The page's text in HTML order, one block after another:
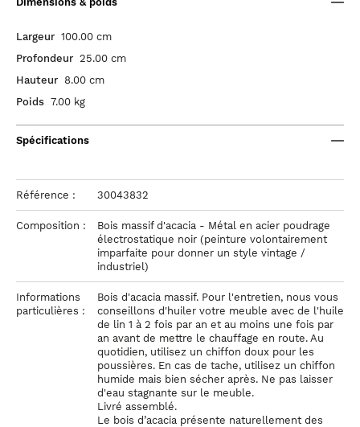
Largeur 100.00 cm
Profondeur 25.00 cm
Hauteur 8.00 cm
Poids 7.00 kg
Spécifications
Référence : 30043832
Composition :
Bois massif d'acacia - Métal en acier poudrage
électrostatique noir (peinture volontairement
imparfaite pour donner un style vintage /
industriel)
Informations
particulières :
Bois d'acacia massif. Pour l'entretien, nous vous
conseillons d'huiler votre meuble avec de l'huile
de lin 1 à 2 fois par an et au moins une fois par
an avant de mettre le chauffage en route. Au
quotidien, utilisez un chiffon doux pour les
poussières. En cas de tache, utilisez un chiffon
humide mais bien sécher après. Ne pas laisser
d'eau stagnante sur le meuble.
Livré assemblé.
Le bois d’acacia présente naturellement des